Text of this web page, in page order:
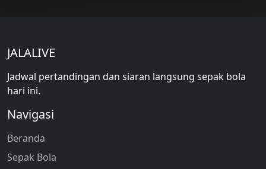
JALALIVE
Jadwal pertandingan dan siaran langsung sepak bola
hari ini.
Navigasi
Beranda
Sepak Bola